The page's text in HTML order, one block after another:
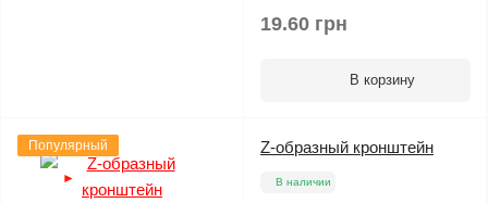
19.60 грн
В корзину
Популярный
►
Z-образный кронштейн
В наличии